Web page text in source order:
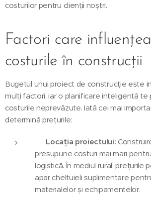
costurilor pentru clienții noștri.
Factori care
costurile în construcții
Bugetul unui proiect de construcție este
mulți factori, iar o planificare inteligentă
costurile neprevăzute. Iată cei mai
determină prețurile:
Locația proiectului:
presupune costuri mai mari
logistică. În mediul rural, prețurile
apar cheltuieli suplimentare
materialelor și echipamentelor.